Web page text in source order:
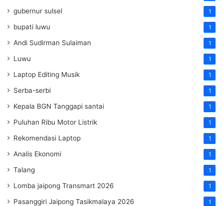
gubernur sulsel 1
bupati luwu 1
Andi Sudirman Sulaiman 1
Luwu 1
Laptop Editing Musik 1
Serba-serbi 1
Kepala BGN Tanggapi santai 1
Puluhan Ribu Motor Listrik 1
Rekomendasi Laptop 1
Analis Ekonomi 1
Talang 1
Lomba jaipong Transmart 2026 1
Pasanggiri Jaipong Tasikmalaya 2026 1